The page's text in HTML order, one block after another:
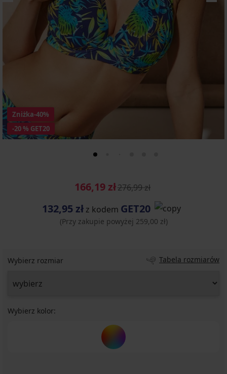
-20 % GET20
Zniżka-40%
166,19 zł276,99 zł
132,95 zł z kodem GET20
(Przy zakupie powyżej 259,00 zł)
Wybierz rozmiar Tabela rozmiarów
Wybierz kolor: